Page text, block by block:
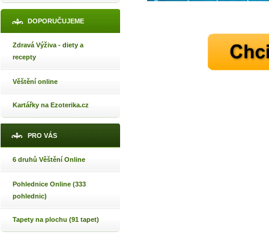
DOPORUČUJEME
Zdravá Výživa - diety a
recepty
Věštění online
Kartářky na Ezoterika.cz
PRO VÁS
6 druhů Věštění Online
Pohlednice Online (333
pohlednic)
Tapety na plochu (91 tapet)